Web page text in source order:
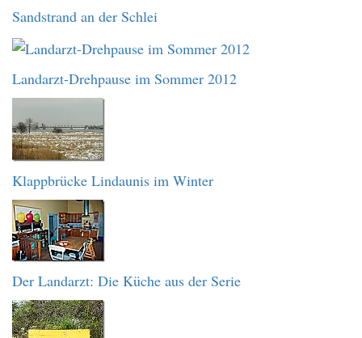
Sandstrand an der Schlei
Landarzt-Drehpause im Sommer 2012
Klappbrücke Lindaunis im Winter
Der Landarzt: Die Küche aus der Serie